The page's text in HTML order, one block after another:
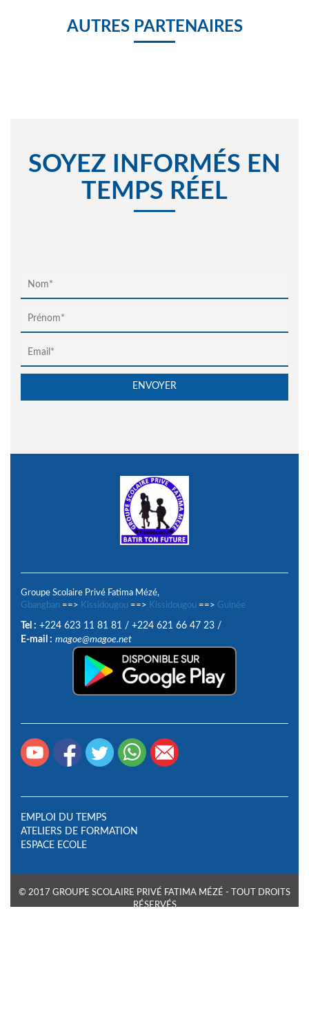
AUTRES PARTENAIRES
SOYEZ INFORMÉS EN
TEMPS RÉEL
Groupe Scolaire Privé Fatima Mézé,
Gbangban ==> Kissidougou ==> Kissidougou ==> Guinée
Tel : +224 623 11 81 81 / +224 621 66 47 23 /
E-mail : magoe@magoe.net
EMPLOI DU TEMPS
ATELIERS DE FORMATION
ESPACE ECOLE
© 2017 GROUPE SCOLAIRE PRIVÉ FATIMA MÉZÉ - TOUT DROITS
RÉSERVÉS